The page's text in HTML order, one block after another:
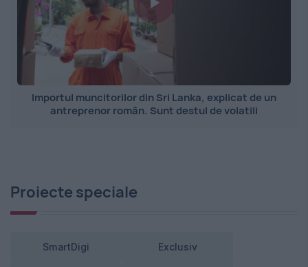
Importul muncitorilor din Sri Lanka, explicat de un
antreprenor român. Sunt destul de volatili
Proiecte speciale
SmartDigi Exclusiv